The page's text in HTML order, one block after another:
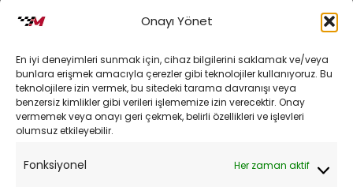
Onayı Yönet
En iyi deneyimleri sunmak için, cihaz bilgilerini saklamak ve/veya
bunlara erişmek amacıyla çerezler gibi teknolojiler kullanıyoruz. Bu
teknolojilere izin vermek, bu sitedeki tarama davranışı veya
benzersiz kimlikler gibi verileri işlememize izin verecektir. Onay
vermemek veya onayı geri çekmek, belirli özellikleri ve işlevleri
olumsuz etkileyebilir.
Fonksiyonel Her zaman aktif
Kişisel Verilerin Korunması
Mesafeli Satış Sözleşmesi